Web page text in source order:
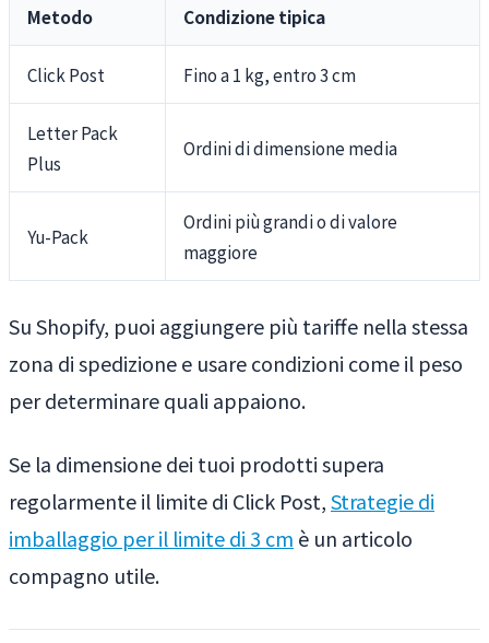
Metodo Condizione tipica
Click Post Fino a 1 kg, entro 3 cm
Letter Pack
Plus
Ordini di dimensione media
Yu-Pack
Ordini più grandi o di valore
maggiore
Su Shopify, puoi aggiungere più tariffe nella stessa
zona di spedizione e usare condizioni come il peso
per determinare quali appaiono.
Se la dimensione dei tuoi prodotti supera
regolarmente il limite di Click Post,Strategie di
imballaggio per il limite di 3 cm è un articolo
compagno utile.